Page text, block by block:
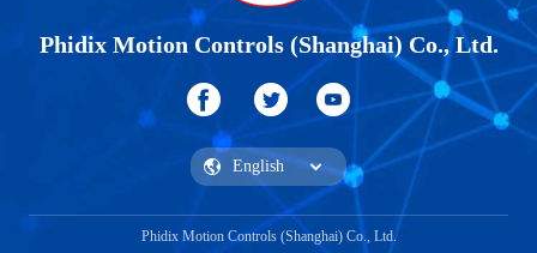
Phidix Motion Controls (Shanghai) Co., Ltd.
Phidix Motion Controls (Shanghai) Co., Ltd.